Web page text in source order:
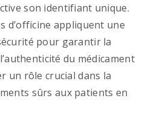
son identifiant unique.
d’officine appliquent une
pour garantir la
du médicament
un rôle crucial dans la
sûrs aux patients en